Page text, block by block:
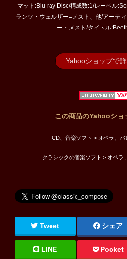
マット:Blu-ray Disc/構成数:1/レーベル
ランツ・ウェルザー=メスト、他/アーテ
ー・メスト/タイトル
Yahooショップで
この商品のYahooショ
CD、音楽ソフト > オペラ、バ
クラシックの音楽ソフト > オペラ
Tweet シェア
LINE Pocket